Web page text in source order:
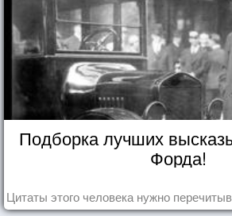
Подборка лучших
Форда!
Цитаты этого человека нужно